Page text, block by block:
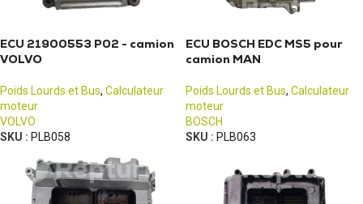
ECU 21900553 P02 - camion
VOLVO
Poids Lourds et Bus, Calculateur
moteur
VOLVO
SKU : PLB058
ECU BOSCH EDC MS5 pour
camion MAN
Poids Lourds et Bus, Calculateur
moteur
BOSCH
SKU : PLB063